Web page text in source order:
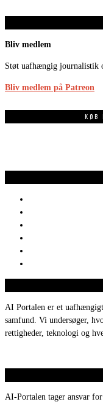
Bliv medlem
Støt uafhængig journalistik
Bliv medlem på Patreon
KØB
AI Portalen er et
samfund. Vi undersøger,
rettigheder, teknologi og
AI-Portalen tager ansvar